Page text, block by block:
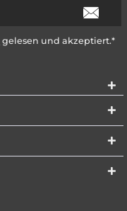
gelesen und akzeptiert.*